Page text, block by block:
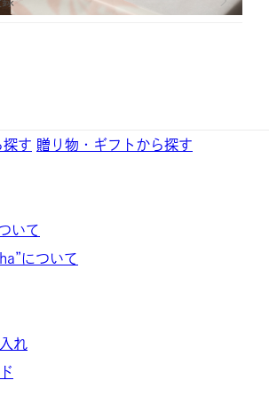
探す 贈り物・ギフトから探す
いて
について
れ